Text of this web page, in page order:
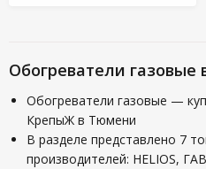
Обогреватели
Обогреватели газовые —
КрепыЖ в Тюмени
В разделе представлено 7
производителей: HELIOS,